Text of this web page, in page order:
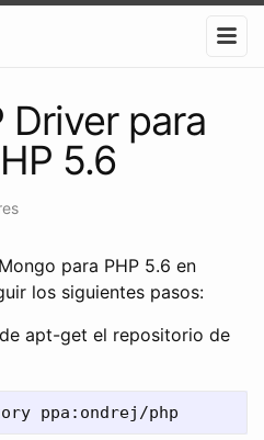
Driver para
5.6
para PHP 5.6 en
los siguientes pasos:
apt-get el repositorio de